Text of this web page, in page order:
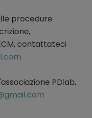
procedure
contattateci
PDlab,